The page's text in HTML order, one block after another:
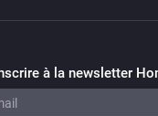
à la newsletter